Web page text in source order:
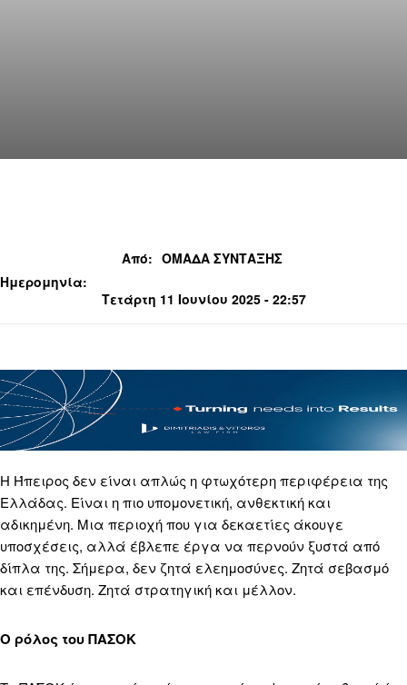
Από: ΟΜΑΔΑ ΣΥΝΤΑΞΗΣ
Ημερομηνία:
Τετάρτη 11 Ιουνίου 2025 - 22:57
Η Ήπειρος δεν είναι απλώς η φτωχότερη περιφέρεια της
Ελλάδας. Είναι η πιο υπομονετική, ανθεκτική και
αδικημένη. Μια περιοχή που για δεκαετίες άκουγε
υποσχέσεις, αλλά έβλεπε έργα να περνούν ξυστά από
δίπλα της. Σήμερα, δεν ζητά ελεημοσύνες. Ζητά σεβασμό
και επένδυση. Ζητά στρατηγική και μέλλον.
Ο ρόλος του ΠΑΣΟΚ